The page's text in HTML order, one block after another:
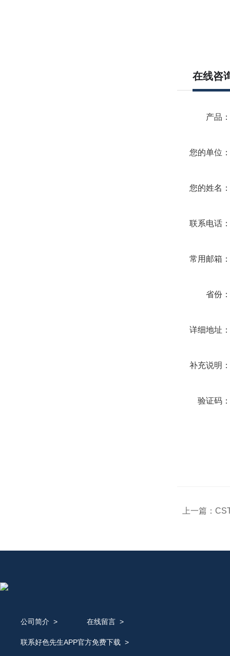
在线咨
产品
您的单位
您的姓名
联系电话
常用邮箱
省份
详细地址
补充说明
验证码
上一篇：
公司简介 > 在线留言>
联系好色先生APP官方免费下载 >